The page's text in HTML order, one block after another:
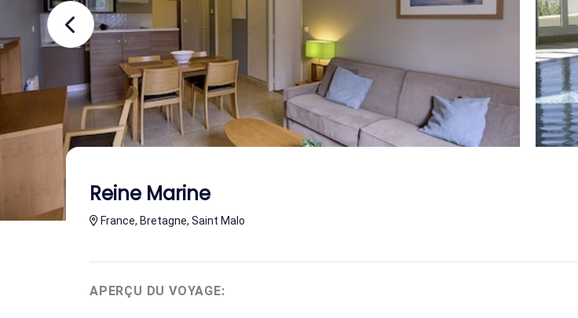
Reine Marine
France, Bretagne, Saint Malo
APERÇU DU VOYAGE: